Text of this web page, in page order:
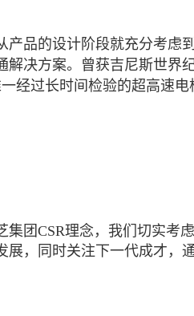
品的设计阶段就充分考虑
解决方案。曾获吉尼斯世界
经过长时间检验的超高速电
团CSR理念，我们切实考
展，同时关注下一代成才，